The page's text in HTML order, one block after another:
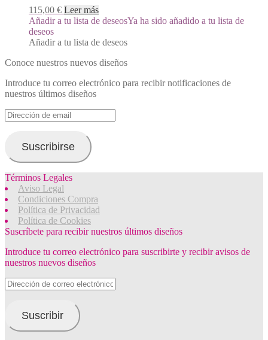
115,00 € Leer más
Añadir a tu lista de deseosYa ha sido añadido a tu lista de
deseos
Añadir a tu lista de deseos
Conoce nuestros nuevos diseños
Introduce tu correo electrónico para recibir notificaciones de
nuestros últimos diseños
Dirección
de
Suscribirse
Términos Legales
Aviso Legal
Condiciones Compra
Política de Privacidad
Política de Cookies
Suscríbete para recibir nuestros últimos diseños
Introduce tu correo electrónico para suscribirte y recibir avisos de
nuestros nuevos diseños
Dirección
de
electrónico
Suscribir